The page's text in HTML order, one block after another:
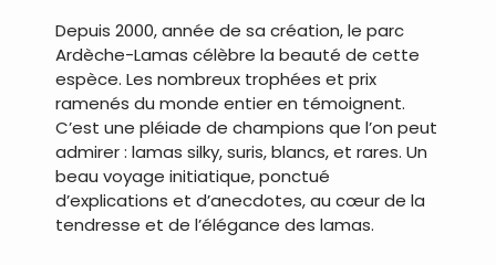
Depuis 2000, année de sa création, le parc
Ardèche-Lamas célèbre la beauté de cette
espèce. Les nombreux trophées et prix
ramenés du monde entier en témoignent.
C’est une pléiade de champions que l’on peut
admirer : lamas silky, suris, blancs, et rares. Un
beau voyage initiatique, ponctué
d’explications et d’anecdotes, au cœur de la
tendresse et de l’élégance des lamas.